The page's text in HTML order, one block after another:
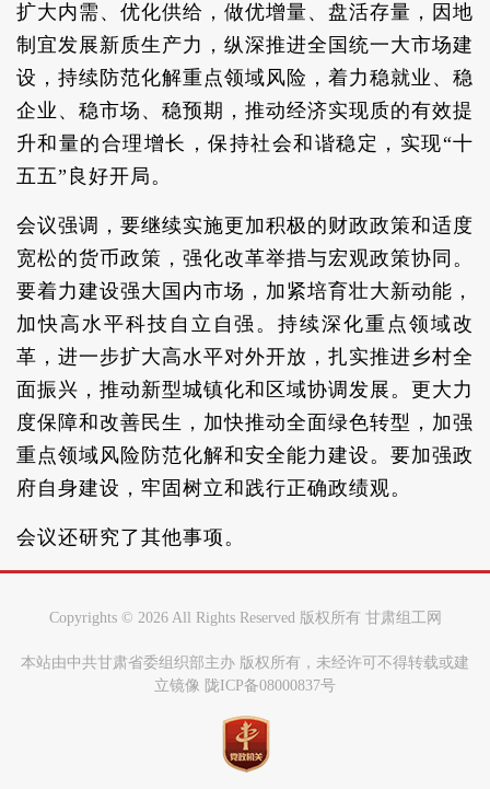
扩大内需、优化供给，做优增量、盘活存量，因地
制宜发展新质生产力，纵深推进全国统一大市场建
设，持续防范化解重点领域风险，着力稳就业、稳
企业、稳市场、稳预期，推动经济实现质的有效提
升和量的合理增长，保持社会和谐稳定，实现“十
五五”良好开局。
会议强调，要继续实施更加积极的财政政策和适度
宽松的货币政策，强化改革举措与宏观政策协同。
要着力建设强大国内市场，加紧培育壮大新动能，
加快高水平科技自立自强。持续深化重点领域改
革，进一步扩大高水平对外开放，扎实推进乡村全
面振兴，推动新型城镇化和区域协调发展。更大力
度保障和改善民生，加快推动全面绿色转型，加强
重点领域风险防范化解和安全能力建设。要加强政
府自身建设，牢固树立和践行正确政绩观。
会议还研究了其他事项。
Copyrights © 2026 All Rights Reserved 版权所有 甘肃组工网
本站由中共甘肃省委组织部主办 版权所有，未经许可不得转载或建
立镜像 陇ICP备08000837号